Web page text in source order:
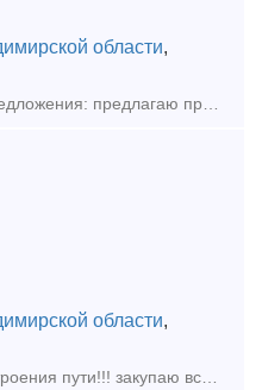
области,
Продам клемму ПК с/г Тип предложения: предлагаю продукцию, услугу
области,